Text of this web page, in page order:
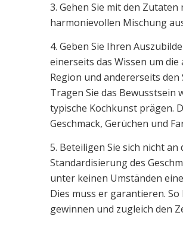
3. Gehen Sie mit den
harmonievollen Mischung
4. Geben Sie Ihren
einerseits das Wissen um
Region und andererseits
Tragen Sie das Bewusstsein
typische Kochkunst prägen.
Geschmack, Gerüchen und
5. Beteiligen Sie sich nicht
Standardisierung des
unter keinen Umständen
Dies muss er garantieren.
gewinnen und zugleich den